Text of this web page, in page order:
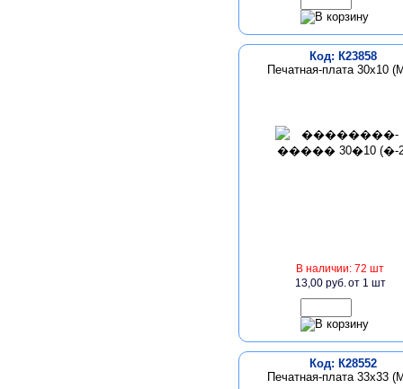
Код: К23858
Печатная-плата 30х10
В наличии: 72 шт
13,00 руб.от 1 шт
Код: К28552
Печатная-плата 33х33